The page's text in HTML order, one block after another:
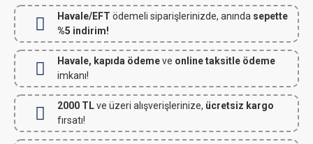
Havale/EFT ödemeli siparişlerinizde, anında sepette
%5 indirim!
Havale, kapıda ödemeve online taksitle ödeme
imkanı!
2000 TLve üzeri alışverişlerinize, ücretsiz kargo
fırsatı!